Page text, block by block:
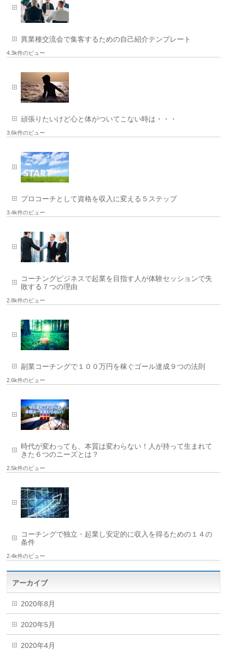
異業種交流会で集客するための自己紹介テンプレート
4.3k件のビュー
頑張りたいけど心と体がついてこない時は・・・
3.6k件のビュー
プロコーチとして資格を収入に変える５ステップ
3.4k件のビュー
コーチングビジネスで起業を目指す人が体験セッションで失
敗する７つの理由
2.8k件のビュー
副業コーチングで１００万円を稼ぐゴール達成９つの法則
2.6k件のビュー
時代が変わっても、本質は変わらない！人が持って生まれて
きた６つのニーズとは？
2.5k件のビュー
コーチングで独立・起業し安定的に収入を得るための１４の
条件
2.4k件のビュー
アーカイブ
2020年8月
2020年5月
2020年4月